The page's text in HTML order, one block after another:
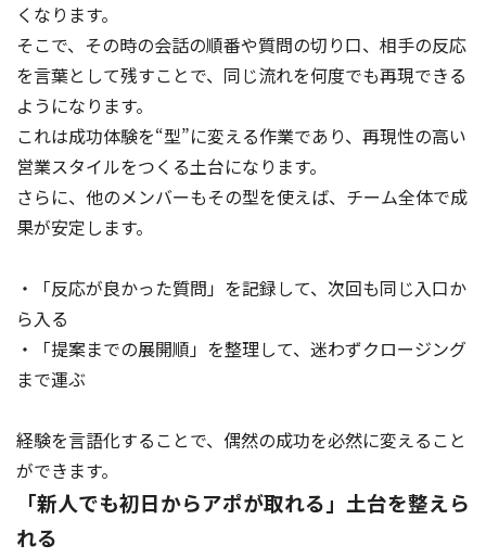
くなります。
そこで、その時の会話の順番や質問の切り口、相手の反応
を言葉として残すことで、同じ流れを何度でも再現できる
ようになります。
これは成功体験を“型”に変える作業であり、再現性の高い
営業スタイルをつくる土台になります。
さらに、他のメンバーもその型を使えば、チーム全体で成
果が安定します。
・「反応が良かった質問」を記録して、次回も同じ入口か
ら入る
・「提案までの展開順」を整理して、迷わずクロージング
まで運ぶ
経験を言語化することで、偶然の成功を必然に変えること
ができます。
「新人でも初日からアポが取れる」土台を整えら
れる